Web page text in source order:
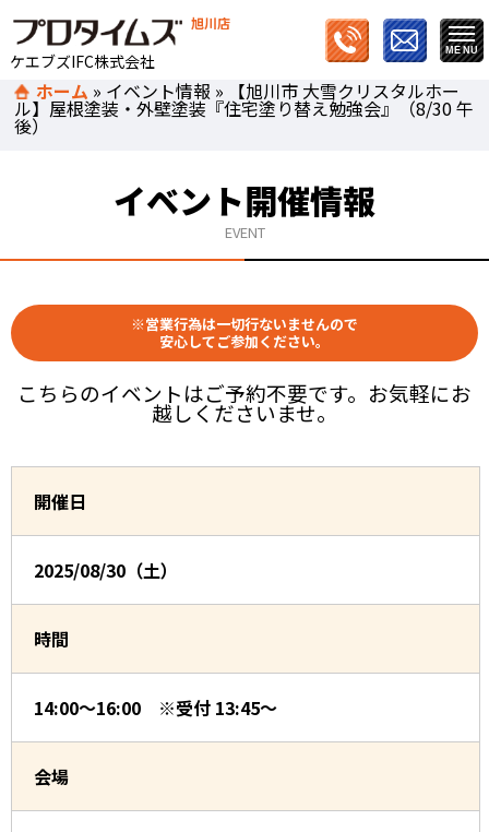
旭川店
ケエブズIFC株式会社
ホーム » イベント情報 » 【旭川市 大雪クリスタルホー
ル】屋根塗装・外壁塗装『住宅塗り替え勉強会』（8/30 午
後）
イベント開催情報
EVENT
※営業行為は一切行ないませんので
安心してご参加ください。
こちらのイベントはご予約不要です。お気軽にお
越しくださいませ。
開催日
2025/08/30（土）
時間
14:00～16:00 ※受付 13:45～
会場